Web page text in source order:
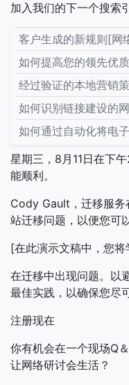
加入我们的下一个搜索
客户生成的新规则[网
如何提高您的领先优
经过验证的本地营销
如何识别链接建设的
如何通过自动化将电
星期三，8月11日在下
能顺利。
Cody Gault，迁移服务
站迁移问题，以便您可
[在此演示文稿中，您将
在迁移中出现问题。以
最佳实践，以确保您尽
注册现在
你有机会在一个现场Q
让网络研讨会生活？